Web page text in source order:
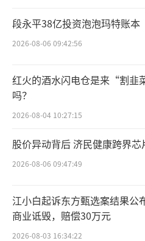
九芝堂曾是湖南
连续多年经济效益在
一，1998年位列全国
位。2000年6月，九芝
原本九芝堂的主
六味地黄丸。但随着同
胶等药企也推出了同类
的优势便很难凸显出来
九芝堂就筹划卖壳。
系成为控股方，从此成
2008年“涌金系”
段永平38亿投资泡泡玛特账本
2026-08-06 09:42:56
红火的酒水闪电仓是来“割韭
吗？
2026-08-04 10:27:15
股价异动背后 济民健康跨界芯
2026-08-06 09:47:49
江小白起诉东方甄选案结果公
商业诋毁，赔偿30万元
2026-08-03 16:34:22